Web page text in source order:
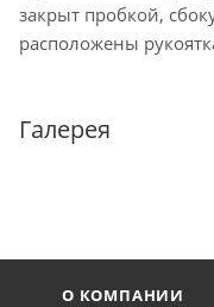
закрыт пробкой,
расположены
Галерея
О КОМПАНИИ